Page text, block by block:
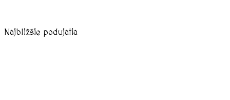
Najbližšie podujatia